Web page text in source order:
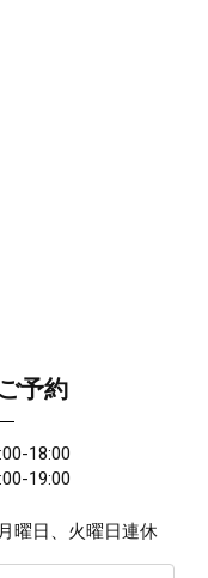
予約
18:00
19:00
曜日、火曜日連休